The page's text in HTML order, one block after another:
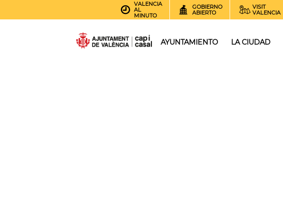
VALENCIA
AL
MINUTO
GOBIERNO
ABIERTO
VISIT
VALENCIA
AYUNTAMIENTO LA CIUDAD